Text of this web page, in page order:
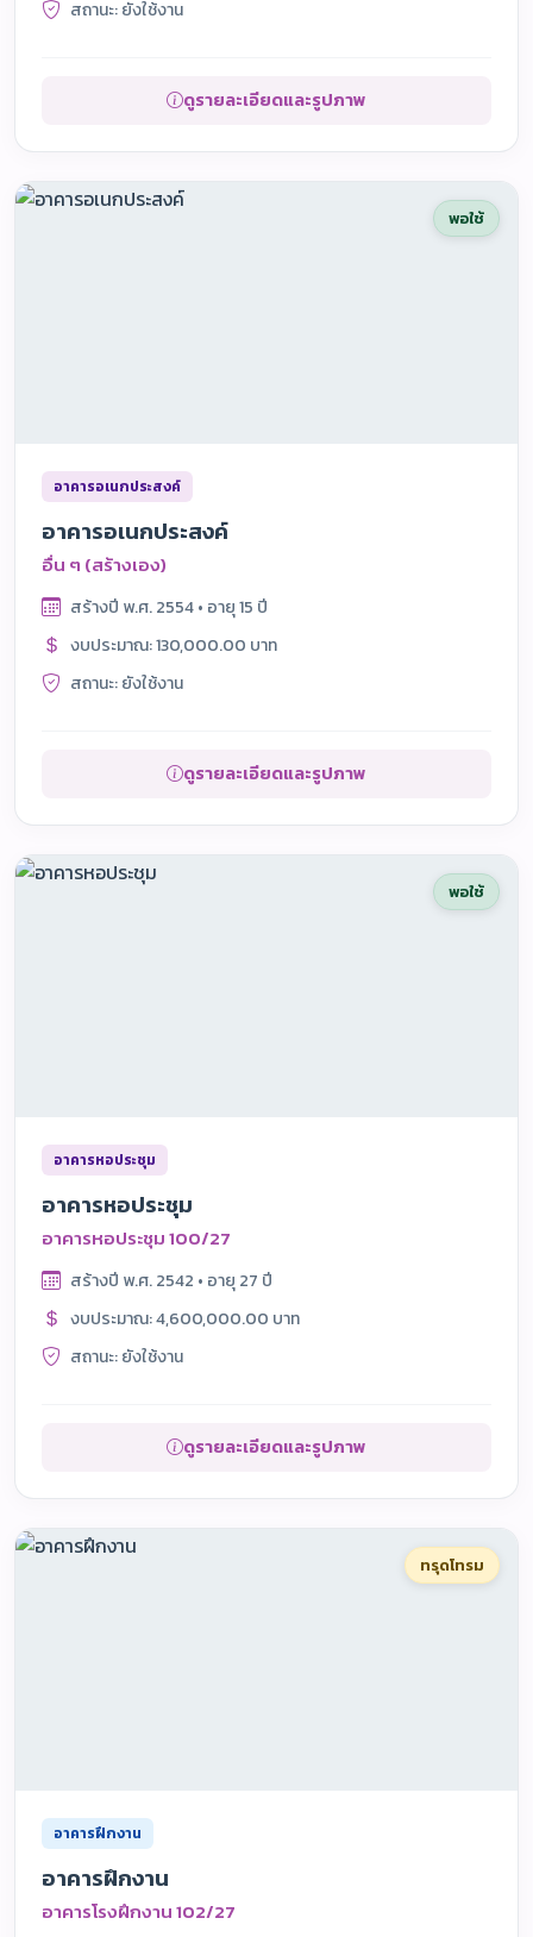
สถานะ: ยังใช้งาน
ดูรายละเอียดและรูปภาพ
พอใช้
อาคารอเนกประสงค์
อาคารอเนกประสงค์
อื่น ๆ (สร้างเอง)
สร้างปี พ.ศ. 2554 • อายุ 15 ปี
งบประมาณ: 130,000.00 บาท
สถานะ: ยังใช้งาน
ดูรายละเอียดและรูปภาพ
พอใช้
อาคารหอประชุม
อาคารหอประชุม
อาคารหอประชุม 100/27
สร้างปี พ.ศ. 2542 • อายุ 27 ปี
งบประมาณ: 4,600,000.00 บาท
สถานะ: ยังใช้งาน
ดูรายละเอียดและรูปภาพ
ทรุดโทรม
อาคารฝึกงาน
อาคารฝึกงาน
อาคารโรงฝึกงาน 102/27